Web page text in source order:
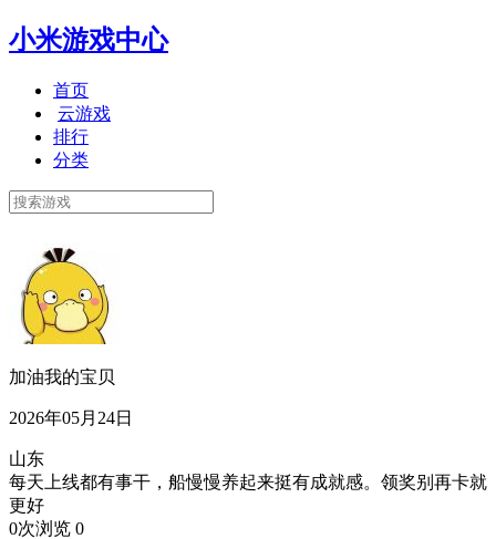
小米游戏中心
首页
云游戏
排行
分类
加油我的宝贝
2026年05月24日
山东
每天上线都有事干，船慢慢养起来挺有成就感。领奖别再卡就
更好
0次浏览 0